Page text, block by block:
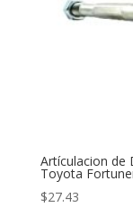
Artículacion de
Toyota
$27.43